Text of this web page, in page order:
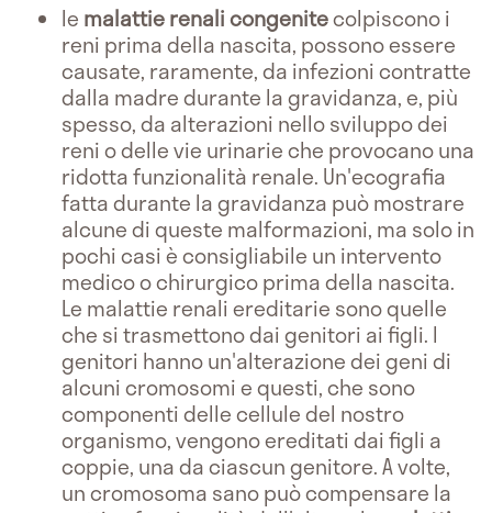
le malattie renali congenitecolpiscono i
reni prima della nascita, possono essere
causate, raramente, da infezioni contratte
dalla madre durante la gravidanza, e, più
spesso, da alterazioni nello sviluppo dei
reni o delle vie urinarie che provocano una
ridotta funzionalità renale. Un'ecografia
fatta durante la gravidanza può mostrare
alcune di queste malformazioni, ma solo in
pochi casi è consigliabile un intervento
medico o chirurgico prima della nascita.
Le malattie renali ereditarie sono quelle
che si trasmettono dai genitori ai figli. I
genitori hanno un'alterazione dei geni di
alcuni cromosomi e questi, che sono
componenti delle cellule del nostro
organismo, vengono ereditati dai figli a
coppie, una da ciascun genitore. A volte,
un cromosoma sano può compensare la